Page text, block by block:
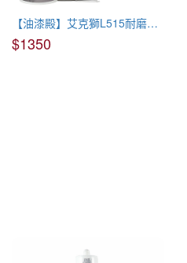
【油漆殿】艾克獅L515耐磨型地面整平材(樹脂砂漿組)
$1350